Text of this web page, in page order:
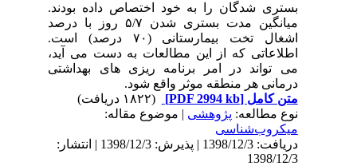
بستری شدگان را به خود اختصاص داده بودند.
میانگین مدت بستری شدن ۵/۷ روز با درصد
اشغال تخت بیمارستانی (۷۰ درصد) است.
اطلاعاتی که از این مطالعات به دست می آید،
می تواند در امر برنامه ریزی های بهداشتی
درمانی هر منطقه موثر واقع شود.
متن کامل[PDF 2994 kb]
نوع مطالعه:پژوهشی| موضوع مقاله:
میکروب‌شناسی
دریافت: 1398/12/3 | پذیرش: 1398/12/3 | انتشار:
1398/12/3